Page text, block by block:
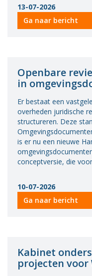
13-07-2026
Ga naar bericht
Openbare
in
Er bestaat een
overheden juridische
structureren. Deze
is er nu een nieuwe
conceptversie, die
10-07-2026
Ga naar bericht
Kabinet
projecten